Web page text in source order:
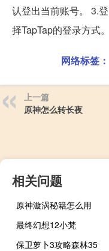
认登出当前账号。 3.
择TapTap的登录方式
网络标签：
上一篇
原神怎么转长夜
相关问题
原神漩涡秘籍怎么用
最终幻想12小梵
保卫萝卜3攻略森林35